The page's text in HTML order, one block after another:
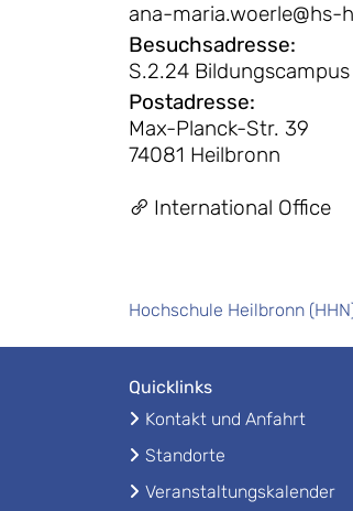
ana-maria.woerle@hs-
Besuchsadresse:
S.2.24 Bildungscampus
Postadresse:
Max-Planck-Str. 39
74081 Heilbronn
International Office
Hochschule Heilbronn
Quicklinks
Kontakt und Anfahrt
Standorte
Veranstaltungskalender